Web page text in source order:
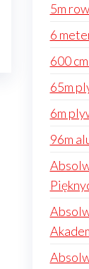
5m
6
600
65m
6m
96m